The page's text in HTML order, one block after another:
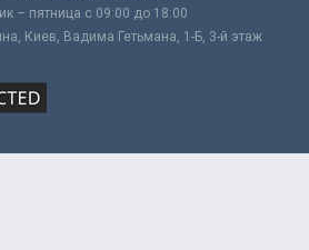
– пятница с 09:00 до 18:00
Киев, Вадима Гетьмана, 1-Б, 3-й этаж